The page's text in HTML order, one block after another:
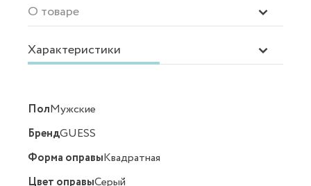
О товаре
Характеристики
ПолМужские
БрендGUESS
Форма оправыКвадратная
Цвет оправыСерый